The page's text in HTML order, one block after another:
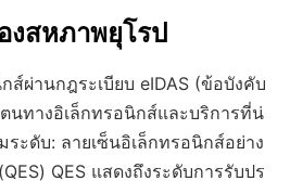
งสหภาพยุโรป
ผ่านกฎระเบียบ eIDAS (ข้อบังคับ
นทางอิเล็กทรอนิกส์และบริการที่น่
ะดับ: ลายเซ็นอิเล็กทรอนิกส์อย่าง
QES แสดงถึงระดับการรับปร